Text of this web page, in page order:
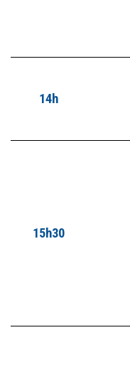
14h
15h30